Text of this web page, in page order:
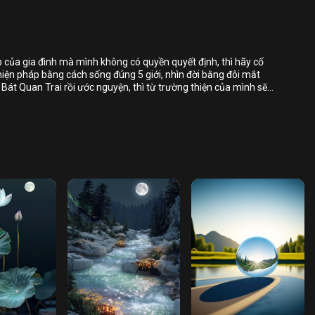
gia đình mà mình không có quyền quyết định, thì hãy cố
pháp bằng cách sống đúng 5 giới, nhìn đời bằng đôi mắt
Quan Trai rồi ước nguyện, thì từ trường thiện của mình sẽ
Bình luận